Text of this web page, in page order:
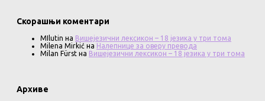
Скорашњи коментари
MIlutin на Вишејезични лексикон – 18 језика у три тома
Milena Mirkić на Налепнице за оверу превода
Milan Fürst на Вишејезични лексикон – 18 језика у три тома
Архиве